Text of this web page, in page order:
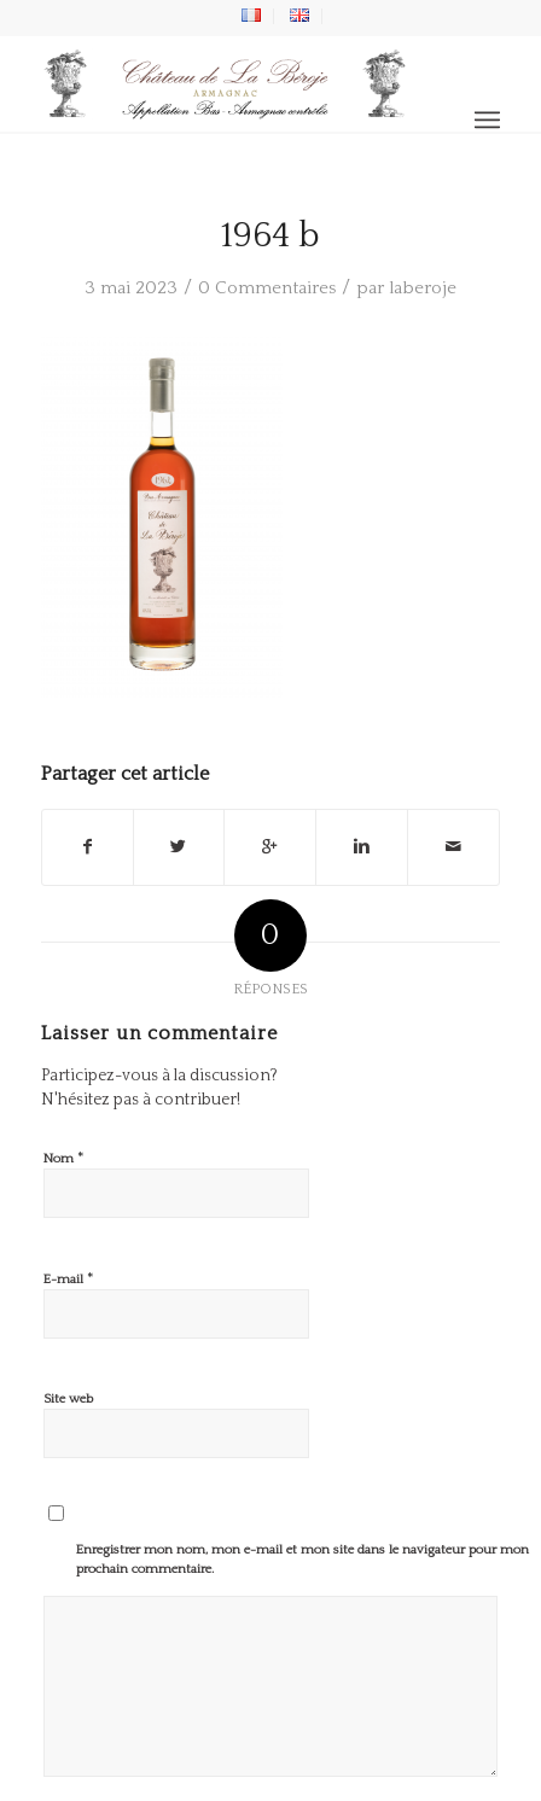
1964 b
3 mai 2023 / 0 Commentaires / par laberoje
Partager cet article
0
RÉPONSES
Laisser un commentaire
Participez-vous à la discussion?
N'hésitez pas à contribuer!
Nom *
E-mail *
Site web
Enregistrer mon nom, mon e-mail et mon site dans le navigateur pour mon
prochain commentaire.